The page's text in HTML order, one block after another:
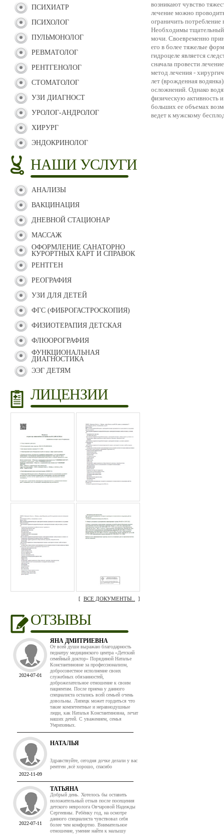
ПСИХИАТР
ПСИХОЛОГ
ПУЛЬМОНОЛОГ
РЕВМАТОЛОГ
РЕНТГЕНОЛОГ
СТОМАТОЛОГ
УЗИ ДИАГНОСТ
УРОЛОГ-АНДРОЛОГ
ХИРУРГ
ЭНДОКРИНОЛОГ
НАШИ УСЛУГИ
АНАЛИЗЫ
ВАКЦИНАЦИЯ
ДНЕВНОЙ СТАЦИОНАР
МАССАЖ
ОФОРМЛЕНИЕ САНАТОРНО
КУРОРТНЫХ КАРТ И СПРАВОК
РЕНТГЕН
РЕОГРАФИЯ
УЗИ ДЛЯ ДЕТЕЙ
ФГС (ФИБРОГАСТРОСКОПИЯ)
ФИЗИОТЕРАПИЯ ДЕТСКАЯ
ФЛЮОРОГРАФИЯ
ФУНКЦИОНАЛЬНАЯ
ДИАГНОСТИКА
ЭЭГ ДЕТЯМ
ЛИЦЕНЗИИ
[ ВСЕ ДОКУМЕНТЫ.. ]
ОТЗЫВЫ
2024-07-01
ЯНА ДМИТРИЕВНА
От всей души выражаю благодарность
педиатру медицинского центра «Детский
семейный доктор» Порядиной Наталье
Константиновне за профессионализм,
добросовестное исполнение своих
служебных обязанностей,
доброжелательное отношение к своим
пациентам. После приема у данного
специалиста остались всей семьей очень
довольны. Липецк может гордиться что
такие компетентные и неравнодушные
люди, как Наталья Константиновна, лечат
наших детей. С уважением, семья
Умрихиных.
2022-11-09
НАТАЛЬЯ
Здравствуйте, сегодня дочке делали у вас
рентген ,всё хорошо, спасибо
2022-07-11
ТАТЬЯНА
Добрый день. Хотелось бы оставить
положительный отзыв после посещения
детского невролога Овчаровой Надежды
Сергеевны. Ребёнку год, на осмотре
данного специалиста чувствовал себя
более чем комфортно. Внимательное
отношение, умение найти к малышу
возникают чувство
лечение можно
ограничить потребление
Необходимы тщательный
мочи. Своевременно
его в более тяжелые
гидроцеле является
сначала провести
метод лечения -
лет (врожденная
осложнений. Однако
физическую активность
больших ее объемах
ведет к мужскому